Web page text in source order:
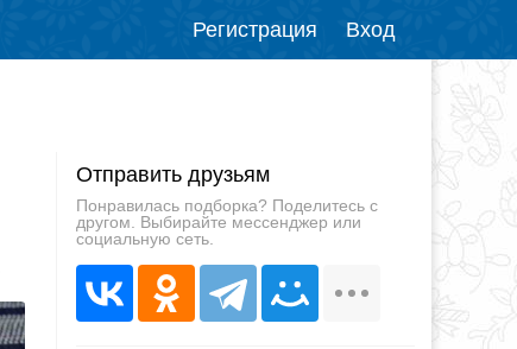
Регистрация Вход
Отправить друзьям
Понравилась подборка? Поделитесь с
другом. Выбирайте мессенджер или
социальную сеть.